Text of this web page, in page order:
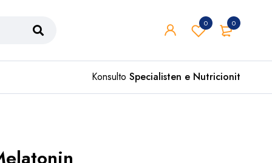
0
0
Konsulto Specialisten e Nutricionit